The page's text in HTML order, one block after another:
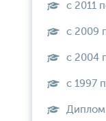
с 2011
с 2009
с 2004
с 1997
Диплом